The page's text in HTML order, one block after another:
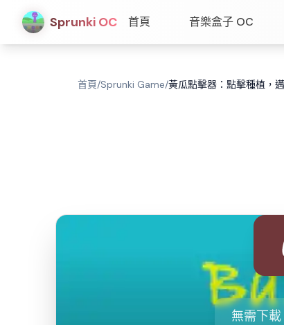
Sprunki OC 首頁 音樂盒子 OC
首頁/Sprunki Game/黃瓜點擊器：點擊種植，
無需下